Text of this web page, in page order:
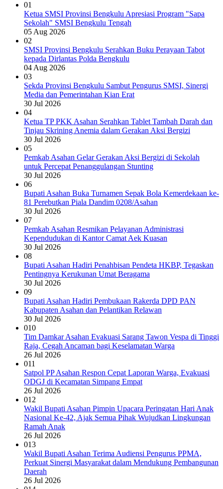
01
Ketua SMSI Provinsi Bengkulu Apresiasi Program "Sapa
Sekolah" SMSI Bengkulu Tengah
05 Aug 2026
02
SMSI Provinsi Bengkulu Serahkan Buku Perayaan Tabot
kepada Dirlantas Polda Bengkulu
04 Aug 2026
03
Sekda Provinsi Bengkulu Sambut Pengurus SMSI, Sinergi
Media dan Pemerintahan Kian Erat
30 Jul 2026
04
Ketua TP PKK Asahan Serahkan Tablet Tambah Darah dan
Tinjau Skrining Anemia dalam Gerakan Aksi Bergizi
30 Jul 2026
05
Pemkab Asahan Gelar Gerakan Aksi Bergizi di Sekolah
untuk Percepat Penanggulangan Stunting
30 Jul 2026
06
Bupati Asahan Buka Turnamen Sepak Bola Kemerdekaan ke-
81 Perebutkan Piala Dandim 0208/Asahan
30 Jul 2026
07
Pemkab Asahan Resmikan Pelayanan Administrasi
Kependudukan di Kantor Camat Aek Kuasan
30 Jul 2026
08
Bupati Asahan Hadiri Penahbisan Pendeta HKBP, Tegaskan
Pentingnya Kerukunan Umat Beragama
30 Jul 2026
09
Bupati Asahan Hadiri Pembukaan Rakerda DPD PAN
Kabupaten Asahan dan Pelantikan Relawan
30 Jul 2026
010
Tim Damkar Asahan Evakuasi Sarang Tawon Vespa di Tinggi
Raja, Cegah Ancaman bagi Keselamatan Warga
26 Jul 2026
011
Satpol PP Asahan Respon Cepat Laporan Warga, Evakuasi
ODGJ di Kecamatan Simpang Empat
26 Jul 2026
012
Wakil Bupati Asahan Pimpin Upacara Peringatan Hari Anak
Nasional Ke-42, Ajak Semua Pihak Wujudkan Lingkungan
Ramah Anak
26 Jul 2026
013
Wakil Bupati Asahan Terima Audiensi Pengurus PPMA,
Perkuat Sinergi Masyarakat dalam Mendukung Pembangunan
Daerah
26 Jul 2026